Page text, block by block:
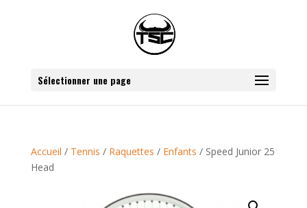
Sélectionner une page
Accueil / Tennis / Raquettes / Enfants / Speed Junior 25
Head